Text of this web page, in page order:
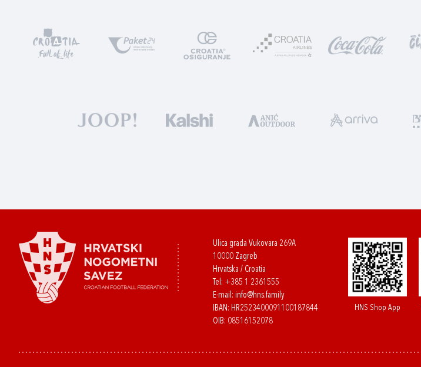
Ulica grada Vukovara 269A
10000 Zagreb
Hrvatska / Croatia
Tel: +385 1 2361555
E-mail: info@hns.family
IBAN: HR2523400091100187844
OIB: 08516152078
HNS Shop App